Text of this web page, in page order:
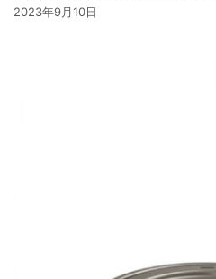
2023年9月10日